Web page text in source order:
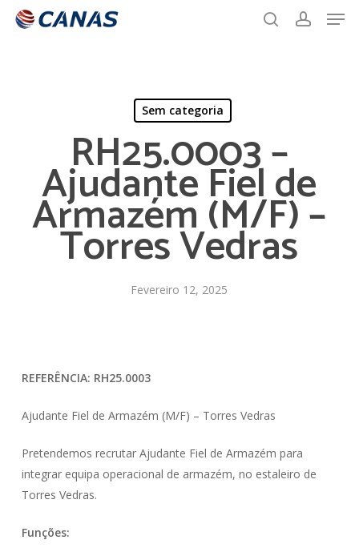
Skip
Sem categoria
RH25.0003 –
Ajudante Fiel de
Armazém (M/F) –
Torres Vedras
Fevereiro 12, 2025
REFERÊNCIA: RH25.0003
Ajudante Fiel de Armazém (M/F) – Torres Vedras
Pretendemos recrutar Ajudante Fiel de Armazém para
integrar equipa operacional de armazém, no estaleiro de
Torres Vedras.
Funções: